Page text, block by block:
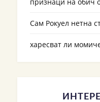
Сам Рокуел нетна
харесват ли